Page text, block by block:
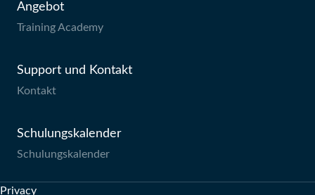
Angebot
Training Academy
Support und Kontakt
Kontakt
Schulungskalender
Schulungskalender
Privacy